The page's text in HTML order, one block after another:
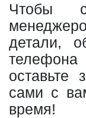
Чтобы
детали,
телефона
сами с
время!